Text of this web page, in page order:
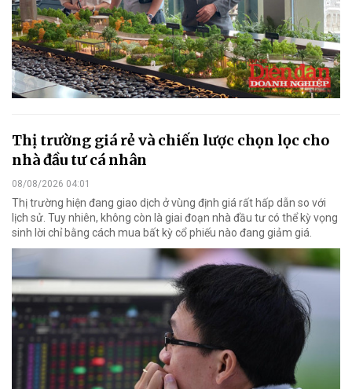
Thị trường giá rẻ và chiến lược chọn lọc cho
nhà đầu tư cá nhân
08/08/2026 04:01
Thị trường hiện đang giao dịch ở vùng định giá rất hấp dẫn so với
lịch sử. Tuy nhiên, không còn là giai đoạn nhà đầu tư có thể kỳ vọng
sinh lời chỉ bằng cách mua bất kỳ cổ phiếu nào đang giảm giá.